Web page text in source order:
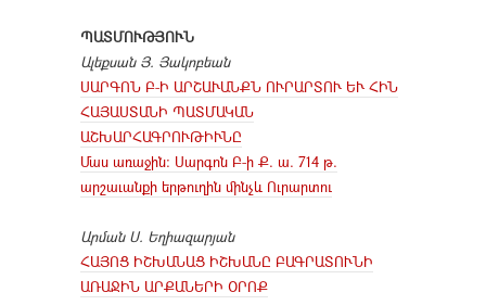
ՊԱՏՄՈՒԹՅՈՒՆ
Ալեքսան Յ. Յակոբեան
ՍԱՐԳՈՆ Բ-Ի ԱՐՇԱՒԱՆՔՆ ՈՒՐԱՐՏՈՒ ԵՒ ՀԻՆ
ՀԱՅԱՍՏԱՆԻ ՊԱՏՄԱԿԱՆ
ԱՇԽԱՐՀԱԳՐՈՒԹԻՒՆԸ
Մաս առաջին։ Սարգոն Բ-ի Ք. ա. 714 թ.
արշաւանքի երթուղին մինչև Ուրարտու
Արման Ս. Եղիազարյան
ՀԱՅՈՑ ԻՇԽԱՆԱՑ ԻՇԽԱՆԸ ԲԱԳՐԱՏՈՒՆԻ
ԱՌԱՋԻՆ ԱՐՔԱՆԵՐԻ ՕՐՈՔ